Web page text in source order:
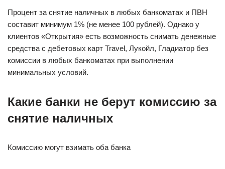
Процент за снятие наличных в любых банкоматах и ПВН
составит минимум 1% (не менее 100 рублей). Однако у
клиентов «Открытия» есть возможность снимать денежные
средства с дебетовых карт Travel, Лукойл, Гладиатор без
комиссии в любых банкоматах при выполнении
минимальных условий.
Какие банки не берут комиссию за
снятие наличных
Комиссию могут взимать оба банка